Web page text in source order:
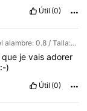
Útil (0)
Color: Multicolor / diámetro del alambre: 0.8 / Talla: 500 metros
que je vais adorer
:-)
Útil (0)